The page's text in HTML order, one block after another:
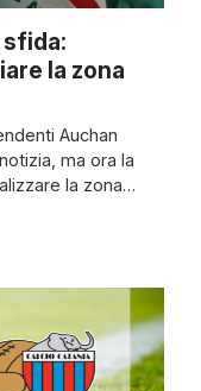
sfida:
la zona
Auchan
ma ora la
la zona
ha bisogno